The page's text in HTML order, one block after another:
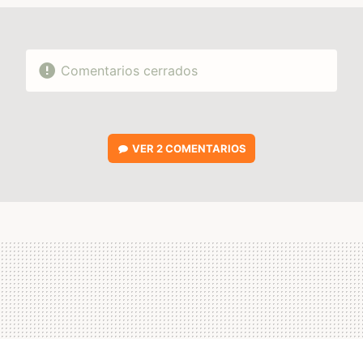
Comentarios cerrados
VER2 COMENTARIOS